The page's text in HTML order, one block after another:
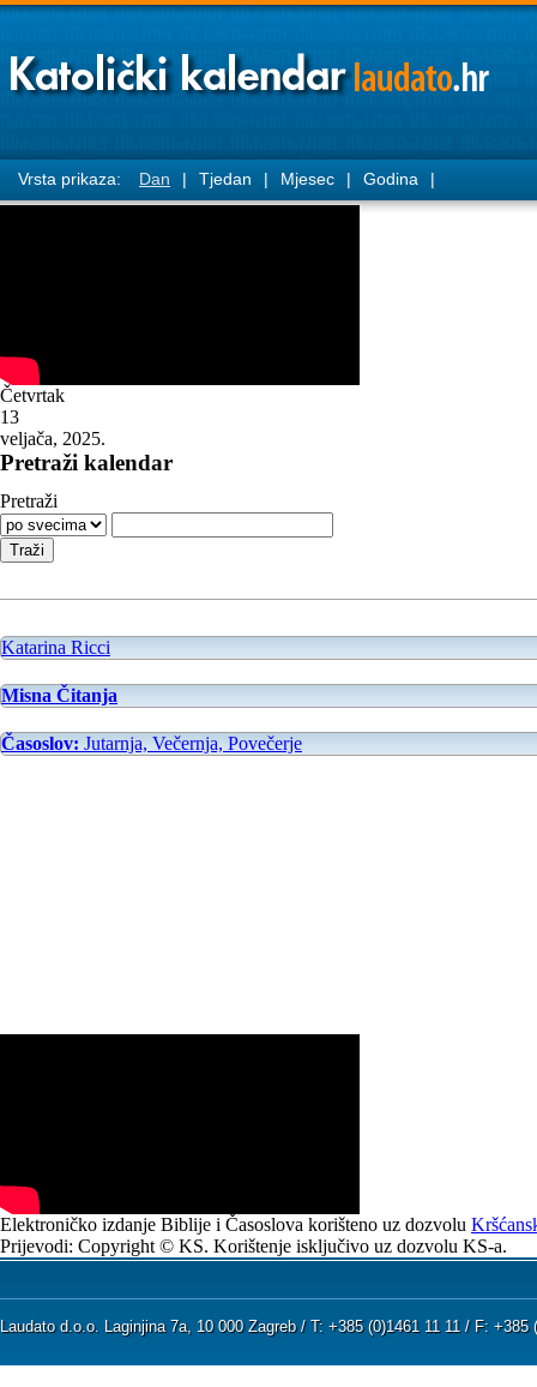
Vrsta prikaza: Dan | Tjedan | Mjesec | Godina |
Četvrtak
13
veljača, 2025.
Pretraži kalendar
Pretraži
Katarina Ricci
Misna Čitanja
Časoslov: Jutarnja, Večernja, Povečerje
Elektroničko izdanje Biblije i Časoslova korišteno uz dozvolu
Prijevodi: Copyright © KS. Korištenje isključivo uz dozvolu KS-a.
Laudato d.o.o. Laginjina 7a, 10 000 Zagreb / T: +385 (0)1461 11 11 / F: